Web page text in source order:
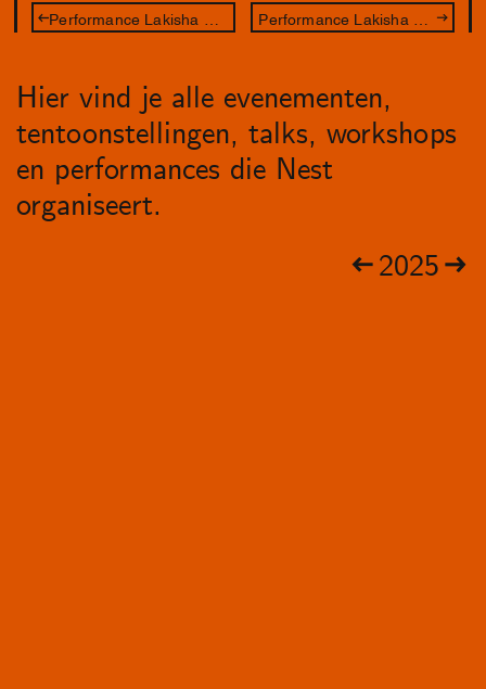
Hier vind je alle evenementen,
tentoonstellingen, talks, workshops
en performances die Nest
organiseert.
2025